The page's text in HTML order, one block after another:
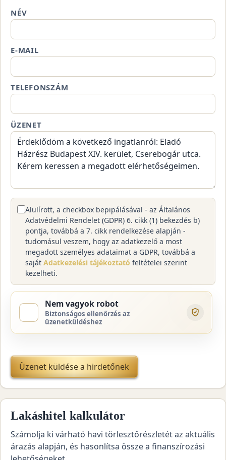
NÉV
E-MAIL
TELEFONSZÁM
ÜZENET
Alulírott, a checkbox bepipálásával - az Általános
Adatvédelmi Rendelet (GDPR) 6. cikk (1) bekezdés b)
pontja, továbbá a 7. cikk rendelkezése alapján -
tudomásul veszem, hogy az adatkezelő a most
megadott személyes adataimat a GDPR, továbbá a
saját Adatkezelési tájékoztató feltételei szerint
kezelheti.
Nem vagyok robot
Biztonságos ellenőrzés az
üzenetküldéshez
Üzenet küldése a hirdetőnek
Lakáshitel kalkulátor
Számolja ki várható havi törlesztőrészletét az aktuális
árazás alapján, és hasonlítsa össze a finanszírozási